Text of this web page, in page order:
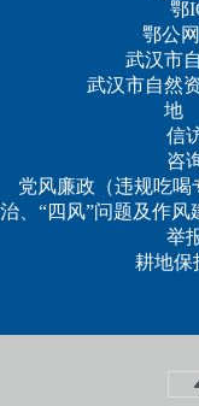
鄂
鄂公
武汉市
武汉市自然
地
信
咨
党风廉政（违规吃
治、“四风”问题及作风
举
耕地保